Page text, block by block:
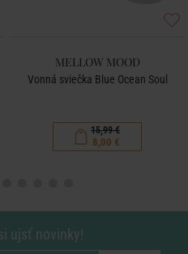
MELLOW MOOD
Vonná sviečka Blue Ocean Soul
15,99 €
8,00 €
ujsť novinky!